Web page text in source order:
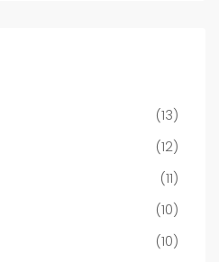
(13)
(12)
(11)
(10)
(10)